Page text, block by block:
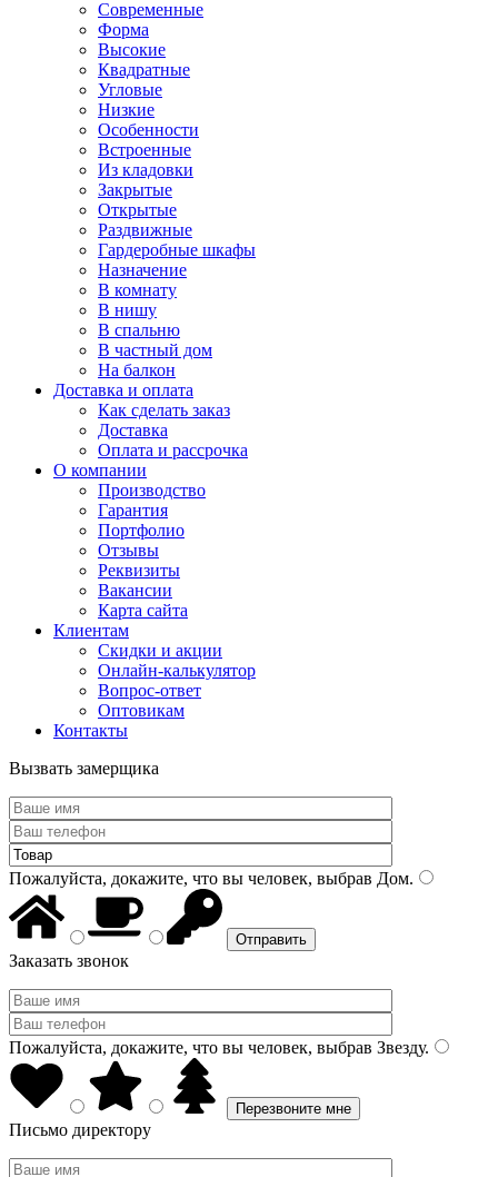
Современные
Форма
Высокие
Квадратные
Угловые
Низкие
Особенности
Встроенные
Из кладовки
Закрытые
Открытые
Раздвижные
Гардеробные шкафы
Назначение
В комнату
В нишу
В спальню
В частный дом
На балкон
Доставка и оплата
Как сделать заказ
Доставка
Оплата и рассрочка
О компании
Производство
Гарантия
Портфолио
Отзывы
Реквизиты
Вакансии
Карта сайта
Клиентам
Скидки и акции
Онлайн-калькулятор
Вопрос-ответ
Оптовикам
Контакты
Вызвать замерщика
Пожалуйста, докажите, что вы человек, выбрав Дом.
Заказать звонок
Пожалуйста, докажите, что вы человек, выбрав Звезду.
Письмо директору